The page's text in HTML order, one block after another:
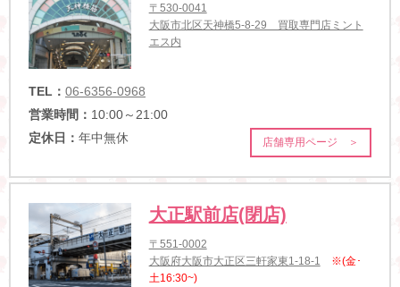
〒530-0041
大阪市北区天神橋5-8-29 買取専門店ミント
エス内
TEL： 06-6356-0968
営業時間： 10:00～21:00
定休日： 年中無休 店舗専用ページ ＞
大正駅前店(閉店)
〒551-0002
大阪府大阪市大正区三軒家東1-18-1
※(金･
土16:30~)